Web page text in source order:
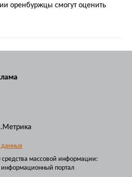
оренбуржцы смогут оценить
данных
массовой информации:
портал